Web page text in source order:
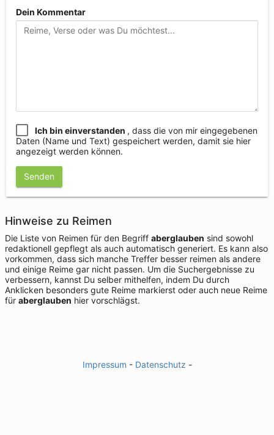
Dein Kommentar
Ich bin einverstanden , dass die von mir eingegebenen
Daten (Name und Text) gespeichert werden, damit sie hier
angezeigt werden können.
Senden
Hinweise zu Reimen
Die Liste von Reimen für den Begriff aberglauben sind sowohl
redaktionell gepflegt als auch automatisch generiert. Es kann also
vorkommen, dass sich manche Treffer besser reimen als andere
und einige Reime gar nicht passen. Um die Suchergebnisse zu
verbessern, kannst Du selber mithelfen, indem Du durch
Anklicken besonders gute Reime markierst oder auch neue Reime
für aberglauben hier vorschlägst.
Impressum - Datenschutz -